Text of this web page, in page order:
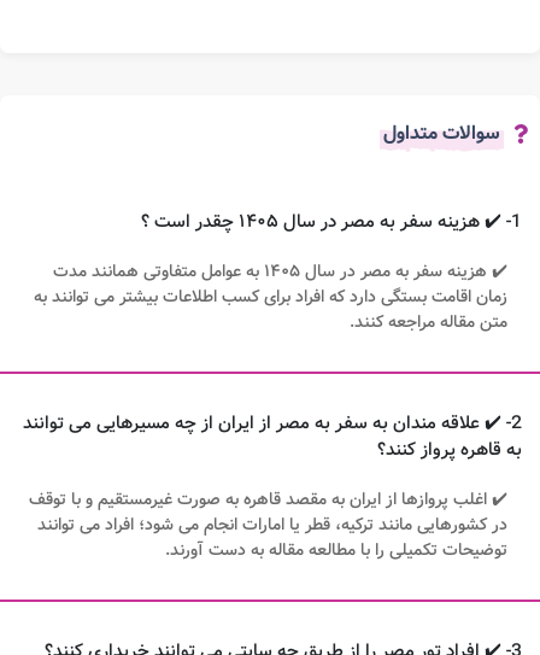
سوالات متداول
1- ✔️ هزینه سفر به مصر در سال ۱۴۰۵ چقدر است ؟
✔️ هزینه سفر به مصر در سال ۱۴۰۵ به عوامل متفاوتی همانند مدت
زمان اقامت بستگی دارد که افراد برای کسب اطلاعات بیشتر می توانند به
متن مقاله مراجعه کنند.
2- ✔️ علاقه مندان به سفر به مصر از ایران از چه مسیرهایی می توانند
به قاهره پرواز کنند؟
✔️ اغلب پروازها از ایران به مقصد قاهره به صورت غیرمستقیم و با توقف
در کشورهایی مانند ترکیه، قطر یا امارات انجام می شود؛ افراد می توانند
توضیحات تکمیلی را با مطالعه مقاله به دست آورند.